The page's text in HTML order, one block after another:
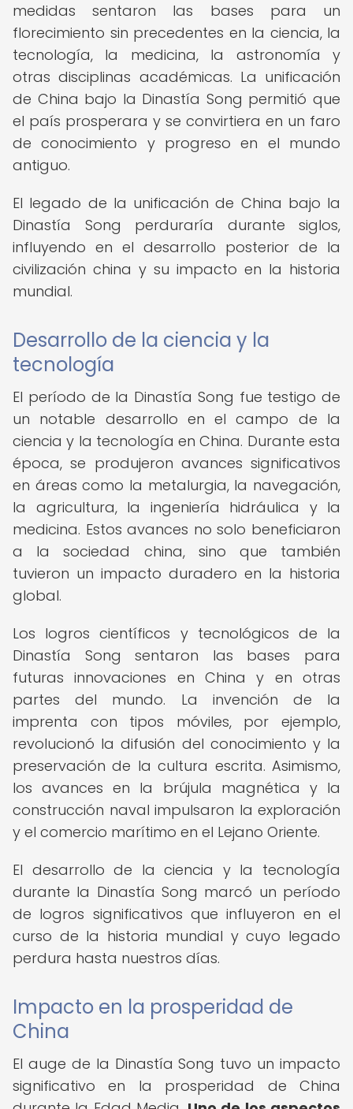
medidas sentaron las bases para un
florecimiento sin precedentes en la ciencia, la
tecnología, la medicina, la astronomía y
otras disciplinas académicas. La unificación
de China bajo la Dinastía Song permitió que
el país prosperara y se convirtiera en un faro
de conocimiento y progreso en el mundo
antiguo.
El legado de la unificación de China bajo la
Dinastía Song perduraría durante siglos,
influyendo en el desarrollo posterior de la
civilización china y su impacto en la historia
mundial.
Desarrollo de la ciencia y la
tecnología
El período de la Dinastía Song fue testigo de
un notable desarrollo en el campo de la
ciencia y la tecnología en China. Durante esta
época, se produjeron avances significativos
en áreas como la metalurgia, la navegación,
la agricultura, la ingeniería hidráulica y la
medicina. Estos avances no solo beneficiaron
a la sociedad china, sino que también
tuvieron un impacto duradero en la historia
global.
Los logros científicos y tecnológicos de la
Dinastía Song sentaron las bases para
futuras innovaciones en China y en otras
partes del mundo. La invención de la
imprenta con tipos móviles, por ejemplo,
revolucionó la difusión del conocimiento y la
preservación de la cultura escrita. Asimismo,
los avances en la brújula magnética y la
construcción naval impulsaron la exploración
y el comercio marítimo en el Lejano Oriente.
El desarrollo de la ciencia y la tecnología
durante la Dinastía Song marcó un período
de logros significativos que influyeron en el
curso de la historia mundial y cuyo legado
perdura hasta nuestros días.
Impacto en la prosperidad de
China
El auge de la Dinastía Song tuvo un impacto
significativo en la prosperidad de China